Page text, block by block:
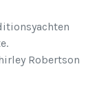
Robertson